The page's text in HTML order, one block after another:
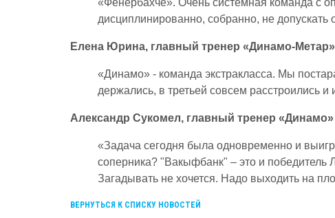
«Фенербахче». Очень системная команда с
дисциплинированно, собранно, не допускать
Елена Юрина, главный тренер «Динамо-
«Динамо» - команда экстракласса. Мы
держались, в третьей совсем расстроились
Александр Сукомел, главный тренер
«Задача сегодня была одновременно и
соперника? "Вакыфбанк" – это и победитель
Загадывать не хочется. Надо выходить на
ВЕРНУТЬСЯ К СПИСКУ НОВОСТЕЙ